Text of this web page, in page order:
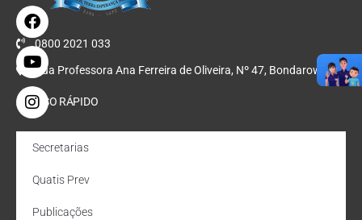
0800 2021 033
Rua Professora Ana Ferreira de Oliveira, Nº 47, Bondarowsky
ACESSO RÁPIDO
Secretarias
Quatis Prev
Publicações